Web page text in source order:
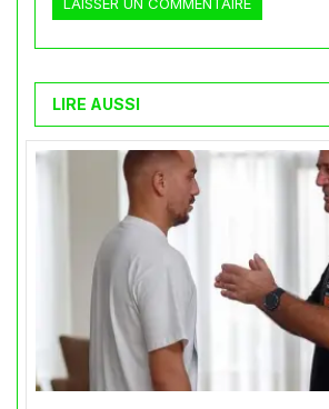
LIRE AUSSI